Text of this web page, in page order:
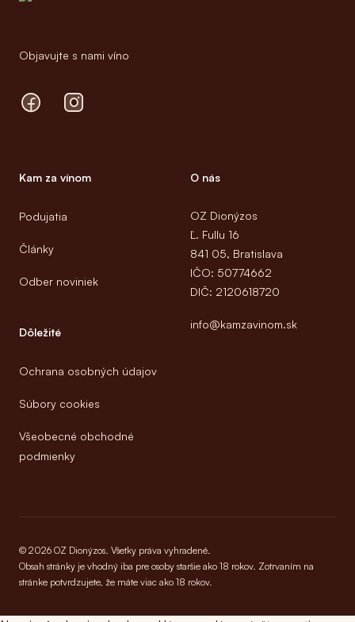
Objavujte s nami víno
FacebookInstagram
Kam za vínom
Podujatia
Články
Odber noviniek
Dôležité
Ochrana osobných údajov
Súbory cookies
Všeobecné obchodné
podmienky
O nás
OZ Dionýzos
Ľ. Fullu 16
841 05, Bratislava
IČO: 50774662
DIČ: 2120618720
info@kamzavinom.sk
© 2026 OZ Dionýzos. Všetky práva vyhradené.
Obsah stránky je vhodný iba pre osoby staršie ako 18 rokov. Zotrvaním na
stránke potvrdzujete, že máte viac ako 18 rokov.